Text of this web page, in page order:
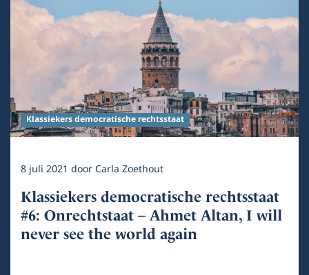
Klassiekers democratische rechtsstaat
8 juli 2021 doorCarla Zoethout
Klassiekers democratische rechtsstaat
#6: Onrechtstaat – Ahmet Altan, I will
never see the world again